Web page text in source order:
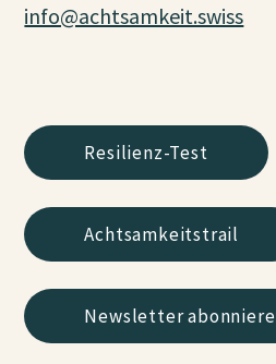
info@achtsamkeit.swiss
Resilienz-Test
Achtsamkeitstrail
Newsletter